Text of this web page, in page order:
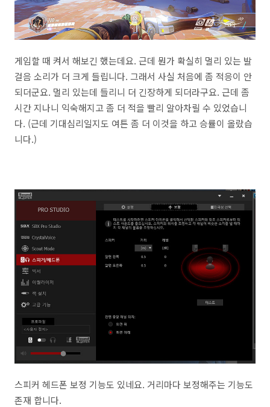
게임할 때 켜서 해보긴 했는데요. 근데 뭔가 확실히 멀리 있는 발
걸음 소리가 더 크게 들립니다. 그래서 사실 처음에 좀 적응이 안
되더군요. 멀리 있는데 들리니 더 긴장하게 되더라구요. 근데 좀
시간 지나니 익숙해지고 좀 더 적을 빨리 알아차릴 수 있었습니
다. (근데 기대심리일지도 여튼 좀 더 이것을 하고 승률이 올랐습
니다.)
스피커 헤드폰 보정 기능도 있네요. 거리마다 보정해주는 기능도
존재 합니다.